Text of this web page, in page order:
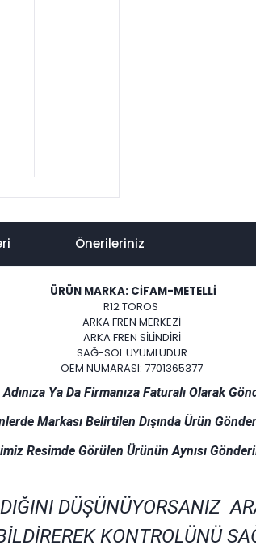
Önerileriniz
ÜRÜN MARKA: CİFAM-METELLİ
R12 TOROS
ARKA FREN MERKEZİ
ARKA FREN SİLİNDİRİ
SAĞ-SOL UYUMLUDUR
OEM NUMARASI: 7701365377
Ya Da Firmanıza Faturalı Olarak
Markası Belirtilen Dışında Ürün
Resimde Görülen Ürünün Aynısı
DÜŞÜNÜYORSANIZ
KONTROLÜNÜ